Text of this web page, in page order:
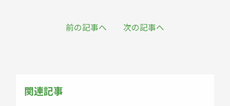
前の記事へ 次の記事へ
関連記事